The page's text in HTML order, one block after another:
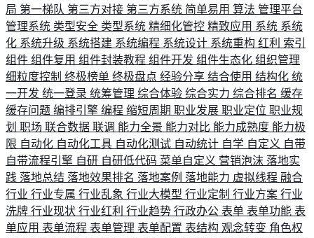
局 第一梯队 第三方对接 第三方系统 简单易用 算法 管理平台
管理系统 类型安全 类型系统 精细化管控 精致应用 系统 系统
化 系统升级 系统搭建 系统编程 系统设计 系统重构 红利 索引
组件 组件复用 组件封装教程 组件开发 组件生态化 组织管理
细粒度控制 终极榜单 终极盘点 经验分享 结合使用 结构化 统
一开发 统一登录 统筹管理 综合体验 综合实力 综合排名 缓存
缓存问题 编排引擎 编程 缩短周期 职业发展 职业定位 职业规
划 职场 联合数据 联调 能力全景 能力对比 能力成熟度 能力极
限 自动化 自动化工具 自动化测试 自动统计 自学 自定义 自带
自带流程引擎 自研 自研低代码 菜单自定义 营销泡沫 落地实
践 落地总结 落地效果排名 落地案例 落地能力 虚拟线程 融合
行业 行业专属 行业乱象 行业大模型 行业定制 行业方案 行业
洗牌 行业现状 行业红利 行业趋势 行政办公 表单 表单功能 表
单应用 表单流程 表单管理 表单配置 表结构 观念转变 角色权